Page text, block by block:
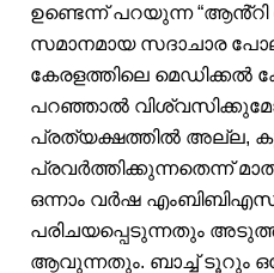
ഉണ്ടെന്ന് പറയുന്ന
സമാനമായ സദാചാര
കേരളത്തിലെ മെഡിക്കൽ
പറഞ്ഞാൽ
പ്രത്യക്ഷത്തിൽ അല്ല,
പ്രവർത്തിക്കുന്നതെന്ന്
ഒന്നാം വർഷ
പരിചയപ്പെടുന്നതും
ആവുന്നതും. ബാച്ച് ടൂറും